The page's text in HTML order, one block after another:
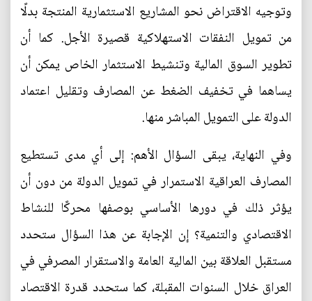
وتوجيه الاقتراض نحو المشاريع الاستثمارية المنتجة بدلًا
من تمويل النفقات الاستهلاكية قصيرة الأجل. كما أن
تطوير السوق المالية وتنشيط الاستثمار الخاص يمكن أن
يساهما في تخفيف الضغط عن المصارف وتقليل اعتماد
الدولة على التمويل المباشر منها.
وفي النهاية، يبقى السؤال الأهم: إلى أي مدى تستطيع
المصارف العراقية الاستمرار في تمويل الدولة من دون أن
يؤثر ذلك في دورها الأساسي بوصفها محركًا للنشاط
الاقتصادي والتنمية؟ إن الإجابة عن هذا السؤال ستحدد
مستقبل العلاقة بين المالية العامة والاستقرار المصرفي في
العراق خلال السنوات المقبلة، كما ستحدد قدرة الاقتصاد